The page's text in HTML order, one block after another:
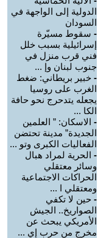
الدولية إلى الواجهة في
السودان
- سقوط مسيّرة
إسرائيلية بسبب خلل
فني قرب منزل في
جنوب لبنان وإ ...
- خبير بريطاني: ضغط
الغرب على روسيا
يجعله يتدحرج نحو حافة
الكا ...
- الاسكان: ” العلمين
الجديدة” مدينة تحتضن
الفعاليات الكبرى وتو ...
- الحرية لمراد هبال
وسائر معتقلي
الحراكات الاجتماعية
ومعتقلي ا ...
- حين لا تكفي
الصواريخ.. الجيش
الأمريكي يبحث عن
مخرج من حرب إي ...